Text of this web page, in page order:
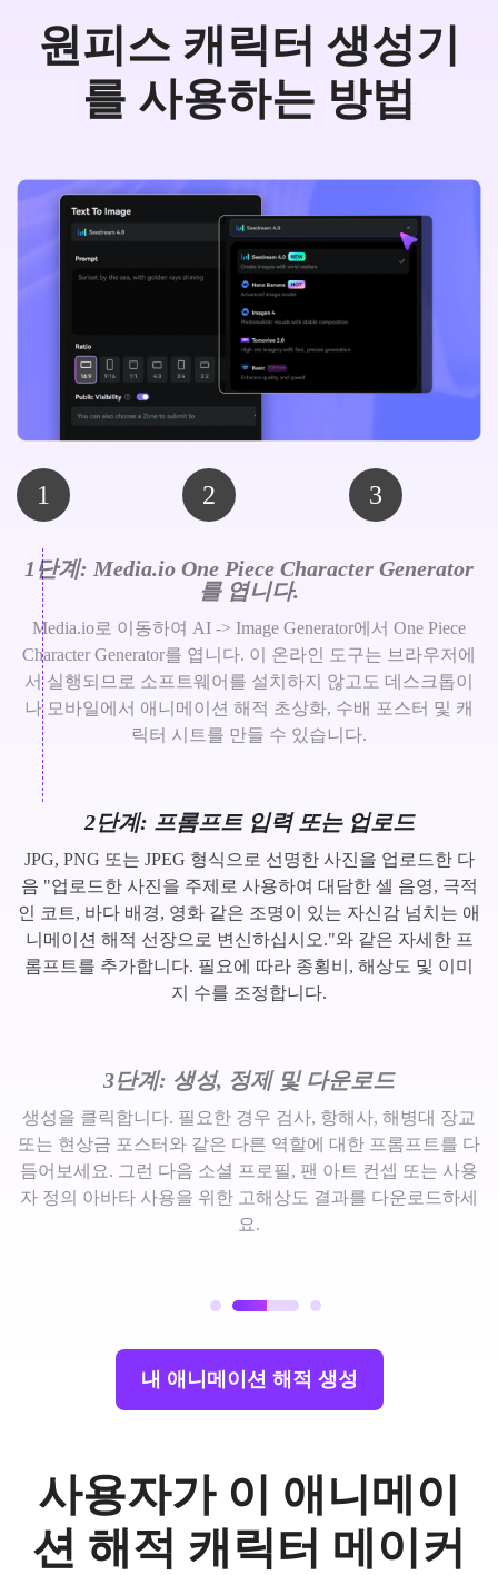
원피스 캐릭터 생성기
를 사용하는 방법
1 2 3
1단계: Media.io One Piece Character Generator
를 엽니다.
Media.io로 이동하여 AI -> Image Generator에서 One Piece
Character Generator를 엽니다. 이 온라인 도구는 브라우저에
서 실행되므로 소프트웨어를 설치하지 않고도 데스크톱이
나 모바일에서 애니메이션 해적 초상화, 수배 포스터 및 캐
릭터 시트를 만들 수 있습니다.
2단계: 프롬프트 입력 또는 업로드
JPG, PNG 또는 JPEG 형식으로 선명한 사진을 업로드한 다
음 "업로드한 사진을 주제로 사용하여 대담한 셀 음영, 극적
인 코트, 바다 배경, 영화 같은 조명이 있는 자신감 넘치는 애
니메이션 해적 선장으로 변신하십시오."와 같은 자세한 프
롬프트를 추가합니다. 필요에 따라 종횡비, 해상도 및 이미
지 수를 조정합니다.
3단계: 생성, 정제 및 다운로드
생성을 클릭합니다. 필요한 경우 검사, 항해사, 해병대 장교
또는 현상금 포스터와 같은 다른 역할에 대한 프롬프트를 다
듬어보세요. 그런 다음 소셜 프로필, 팬 아트 컨셉 또는 사용
자 정의 아바타 사용을 위한 고해상도 결과를 다운로드하세
요.
내 애니메이션 해적 생성
사용자가 이 애니메이
션 해적 캐릭터 메이커